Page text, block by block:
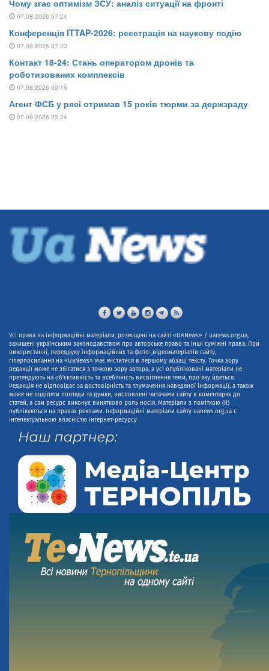
Усі права на інформаційні матеріали, розміщені на сайті «UANews» / uanews.org.ua,
захищені українським законодавством про авторське право та інші суміжні права. При
використанні, передруку інформаційних та фото-,відеоматеріалів сайту,
гіперпосилання на «UaNews» має міститися в першому абзаці тексту. Точка зору
редакції може не збігатися з точкою зору автора, а усі опубліковані матеріали не
претендують на об'єктивність та всебічність висвітлення теми, про яку йдеться.
Редакція не відповідає за достовірність та тлумачення наведеної інформації, а також
може не поділяти погляди та думки, висловлені читачами сайту в коментарях до
статей, а сам ресурс виконує винятково роль носія. Матеріали з поміткою (R)
публікуються на правах реклами. Інформаційні матеріали сайту uanews.org.ua є
інтелектуальною власністю інтернет-ресурсу